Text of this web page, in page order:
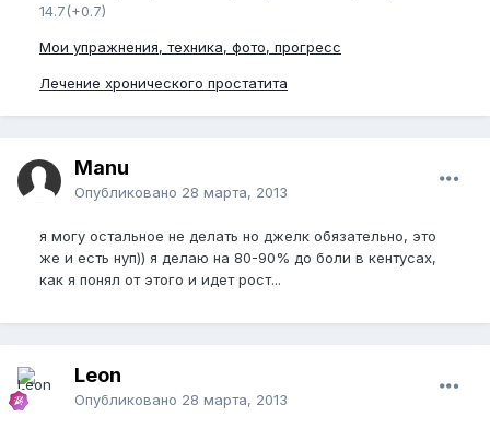
14.7(+0.7)
Мои упражнения, техника, фото, прогресс
Лечение хронического простатита
Manu
Опубликовано 28 марта, 2013
я могу остальное не делать но джелк обязательно, это
же и есть нуп)) я делаю на 80-90% до боли в кентусах,
как я понял от этого и идет рост...
Leon
Опубликовано 28 марта, 2013